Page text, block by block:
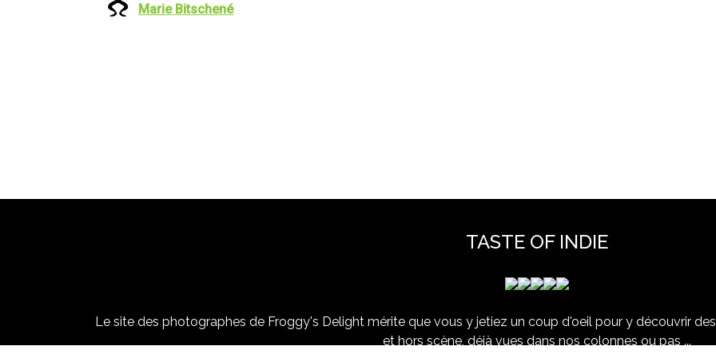
Marie Bitschené
TASTE OF INDIE
Le site des photographes de Froggy's Delight mérite que vous y jetiez un coup d'oeil pour y découvrir
et hors scène, déjà vues dans nos colonnes ou pas ...